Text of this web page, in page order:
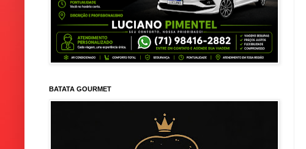
BATATA GOURMET